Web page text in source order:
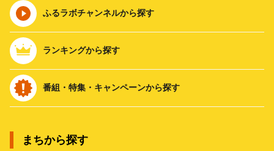
ふるラボチャンネルから探す
ランキングから探す
番組・特集・キャンペーンから探す
まちから探す